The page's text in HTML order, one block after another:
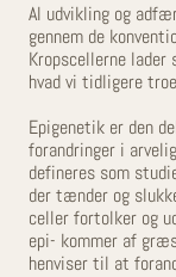
Al udvikling og
gennem de
Kropscellerne
hvad vi tidligere
Epigenetik er den
forandringer i
defineres som
der tænder og
celler fortolker og
epi- kommer af
henviser til at